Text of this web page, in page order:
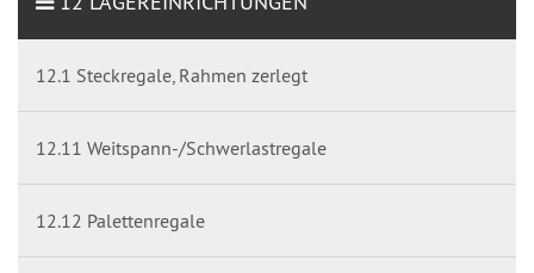
12.1 Steckregale, Rahmen zerlegt
12.11 Weitspann-/Schwerlastregale
12.12 Palettenregale